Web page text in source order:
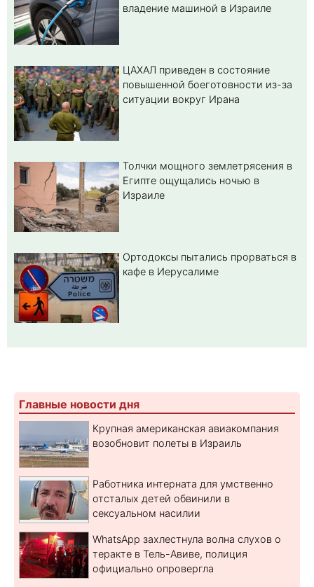
владение машиной в Израиле
ЦАХАЛ приведен в состояние
повышенной боеготовности из-за
ситуации вокруг Ирана
Толчки мощного землетрясения в
Египте ощущались ночью в
Израиле
Ортодоксы пытались прорваться в
кафе в Иерусалиме
Главные новости дня
Крупная американская авиакомпания
возобновит полеты в Израиль
Работника интерната для умственно
отсталых детей обвинили в
сексуальном насилии
WhatsApp захлестнула волна слухов о
теракте в Тель-Авиве, полиция
официально опровергла